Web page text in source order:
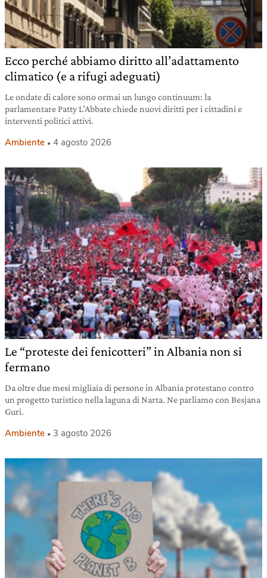
Ecco perché abbiamo diritto all’adattamento
climatico (e a rifugi adeguati)
Le ondate di calore sono ormai un lungo continuum: la
parlamentare Patty L’Abbate chiede nuovi diritti per i cittadini e
interventi politici attivi.
Ambiente 4 agosto 2026
Le “proteste dei fenicotteri” in Albania non si
fermano
Da oltre due mesi migliaia di persone in Albania protestano contro
un progetto turistico nella laguna di Narta. Ne parliamo con Besjana
Guri.
Ambiente 3 agosto 2026